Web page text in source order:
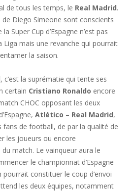
de tous les temps, le Real Madrid.
Diego Simeone sont conscients
Super Cup d’Espagne n’est pas
Liga mais une revanche qui pourrait
la saison.
, c’est la suprématie qui tente ses
certain Cristiano Ronaldo encore
CHOC opposant les deux
Atlético – Real Madrid,
de football, de par la qualité de
les joueurs ou encore
du match. Le vainqueur aura le
le championnat d’Espagne
constituer le coup d’envoi
les deux équipes, notamment